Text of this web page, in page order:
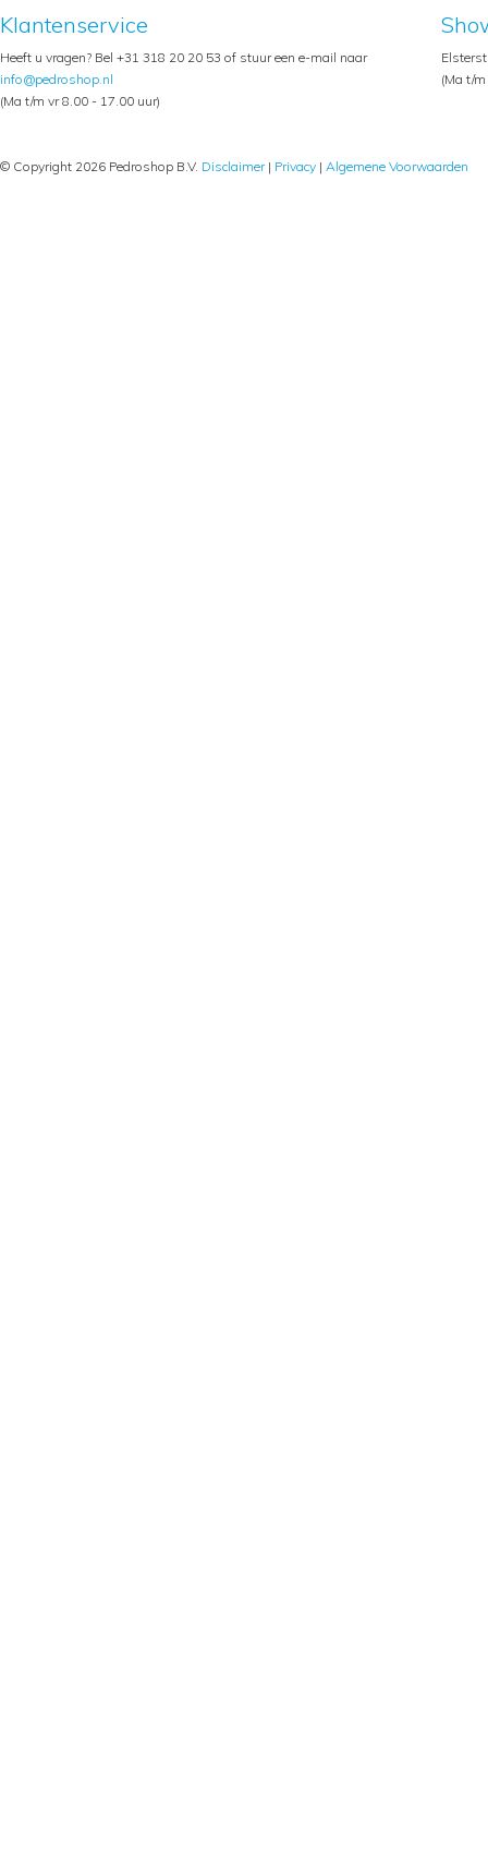
Klantenservice
Heeft u vragen? Bel +31 318 20 20 53 of stuur een e-mail naar
info@pedroshop.nl
(Ma t/m vr 8.00 - 17.00 uur)
(Ma t/
© Copyright 2026 Pedroshop B.V. Disclaimer| Privacy | Algemene Voorwaarden